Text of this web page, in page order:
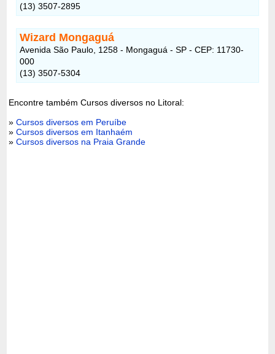
(13) 3507-2895
Wizard Mongaguá
Avenida São Paulo, 1258 - Mongaguá - SP - CEP: 11730-
000
(13) 3507-5304
Encontre também Cursos diversos no Litoral:
»Cursos diversos em Peruíbe
»Cursos diversos em Itanhaém
»Cursos diversos na Praia Grande